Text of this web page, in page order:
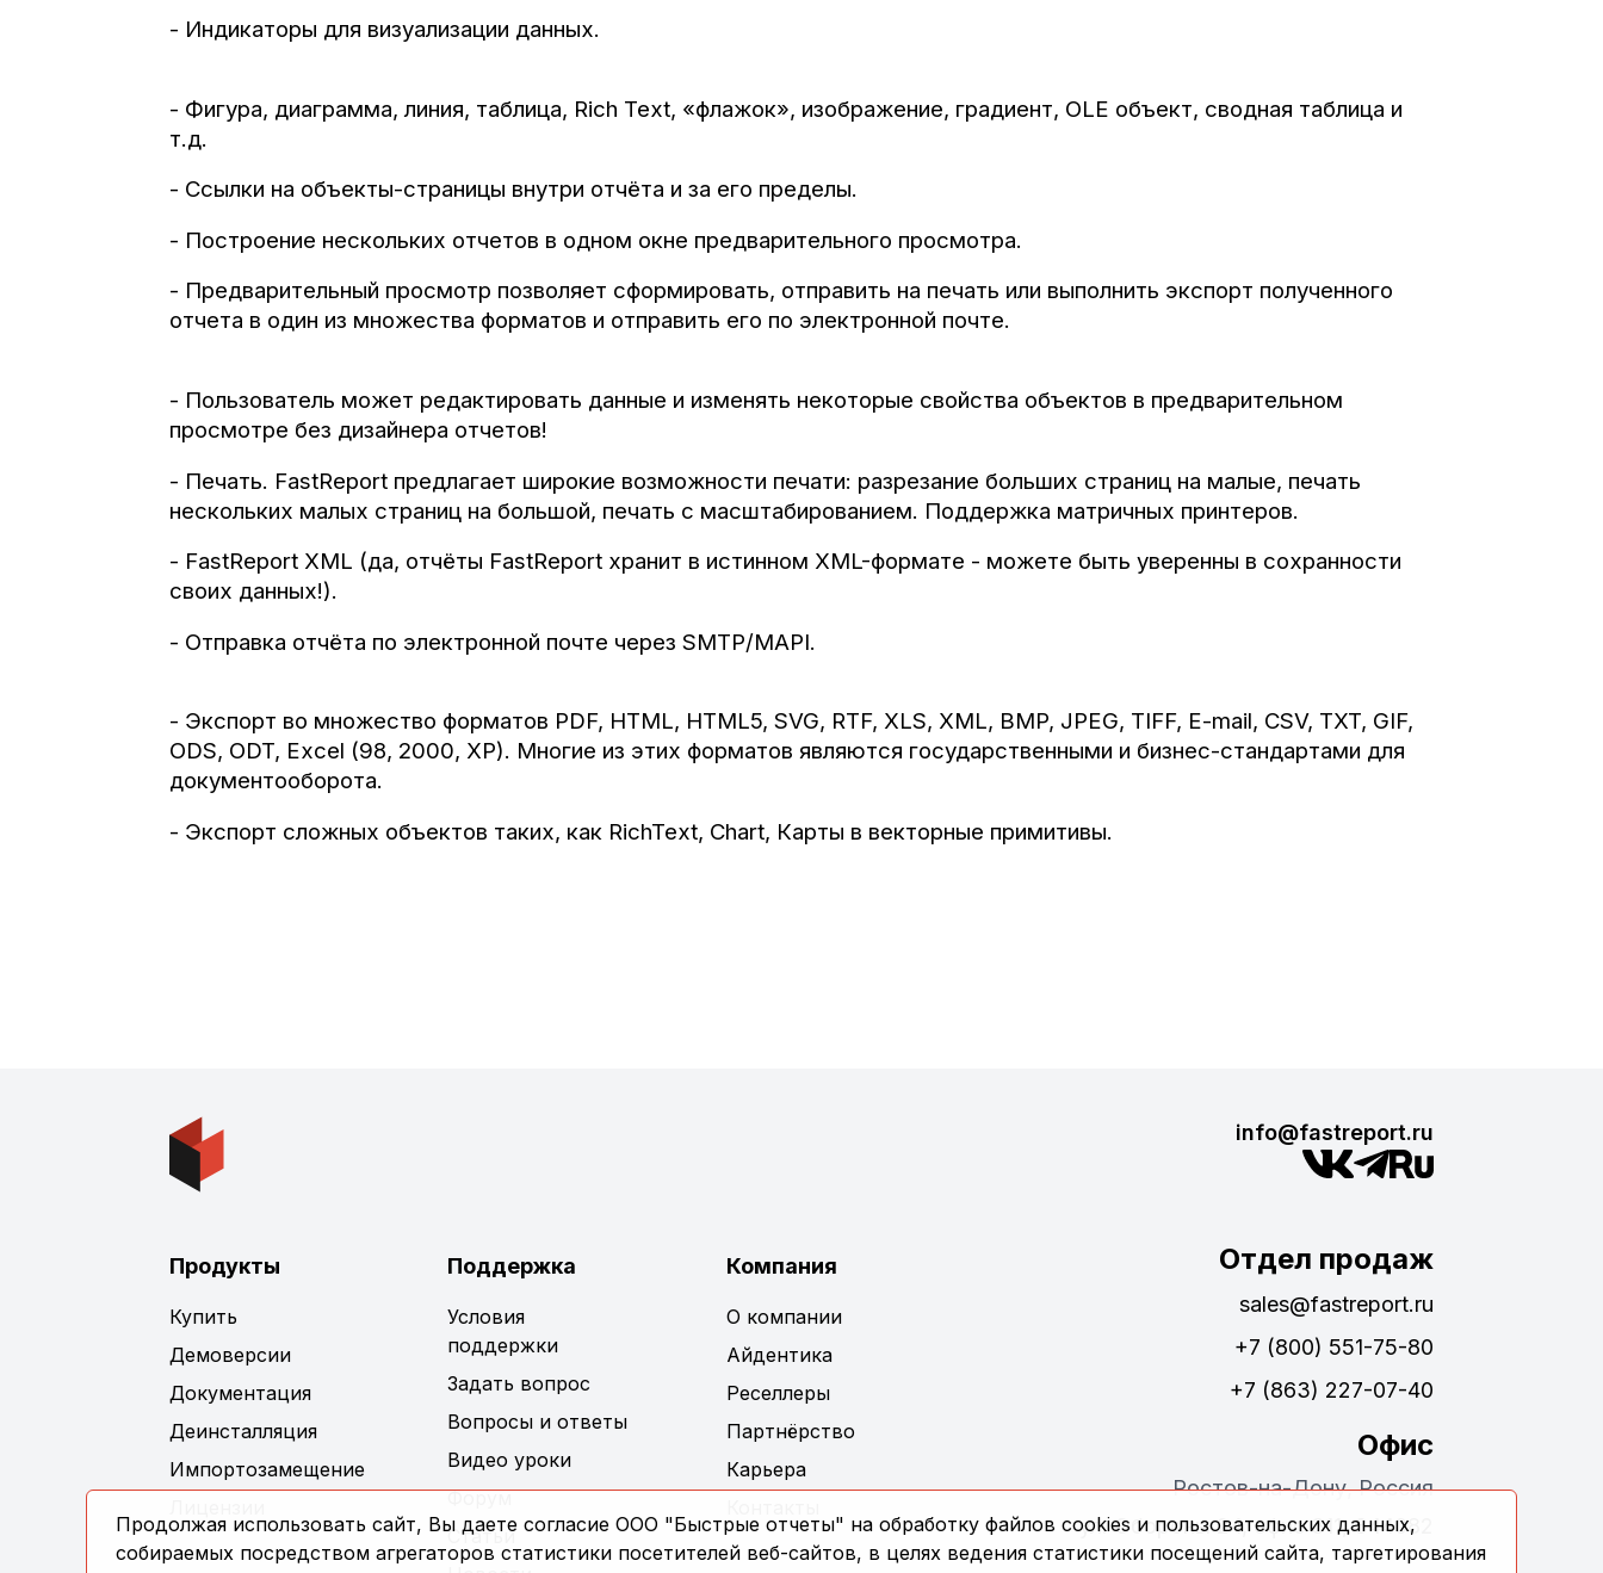
- Индикаторы для визуализации данных.
- Фигура, диаграмма, линия, таблица, Rich Text, «флажок», изображение, градиент, OLE объект, сводная таблица и
т.д.
- Ссылки на объекты-страницы внутри отчёта и за его пределы.
- Построение нескольких отчетов в одном окне предварительного просмотра.
- Предварительный просмотр позволяет сформировать, отправить на печать или выполнить экспорт полученного
отчета в один из множества форматов и отправить его по электронной почте.
- Пользователь может редактировать данные и изменять некоторые свойства объектов в предварительном
просмотре без дизайнера отчетов!
- Печать. FastReport предлагает широкие возможности печати: разрезание больших страниц на малые, печать
нескольких малых страниц на большой, печать с масштабированием. Поддержка матричных принтеров.
- FastReport XML (да, отчёты FastReport хранит в истинном XML-формате - можете быть уверенны в сохранности
своих данных!).
- Отправка отчёта по электронной почте через SMTP/MAPI.
- Экспорт во множество форматов PDF, HTML, HTML5, SVG, RTF, XLS, XML, BMP, JPEG, TIFF, E-mail, CSV, TXT, GIF,
ODS, ODT, Excel (98, 2000, XP). Многие из этих форматов являются государственными и бизнес-стандартами для
документооборота.
- Экспорт сложных объектов таких, как RichText, Chart, Карты в векторные примитивы.
info@fastreport.ru
Отдел продаж
sales@fastreport.ru
+7 (800) 551-75-80
+7 (863) 227-07-40
Офис
Ростов-на-Дону, Россия
ул. Обороны 24, офис 311, 344082
Продукты
Купить
Демоверсии
Документация
Деинсталляция
Импортозамещение
Поддержка
Условия
поддержки
Задать вопрос
Вопросы и ответы
Видео уроки
Форум
Статьи
Компания
О компании
Айдентика
Реселлеры
Партнёрство
Карьера
Продолжая использовать сайт, Вы даете согласие ООО "Быстрые отчеты" на обработку файлов cookies и пользовательских данных,
собираемых посредством агрегаторов статистики посетителей веб-сайтов, в целях ведения статистики посещений сайта, таргетирования